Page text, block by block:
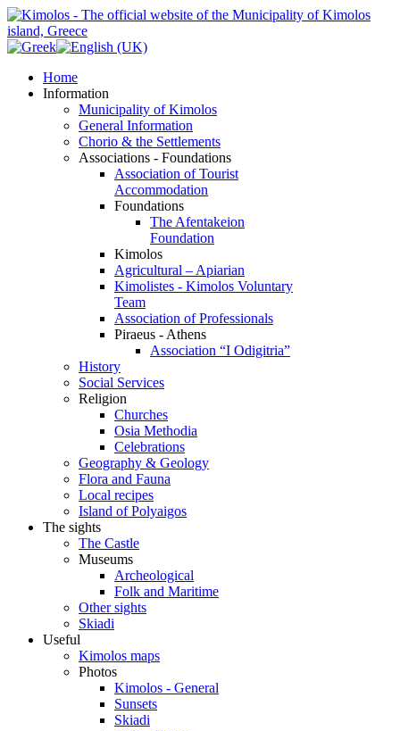
Home
Information
Municipality of Kimolos
General Information
Chorio & the Settlements
Associations - Foundations
Association of Tourist
Accommodation
Foundations
The Afentakeion
Foundation
Kimolos
Agricultural – Apiarian
Kimolistes - Kimolos Voluntary
Team
Association of Professionals
Piraeus - Athens
Association “I Odigitria”
History
Social Services
Religion
Churches
Osia Methodia
Celebrations
Geography & Geology
Flora and Fauna
Local recipes
Island of Polyaigos
The sights
The Castle
Museums
Archeological
Folk and Maritime
Other sights
Skiadi
Useful
Kimolos maps
Photos
Kimolos - General
Sunsets
Skiadi